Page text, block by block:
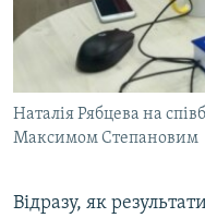
Наталія Рябцева на
Максимом Степановим
Відразу, як